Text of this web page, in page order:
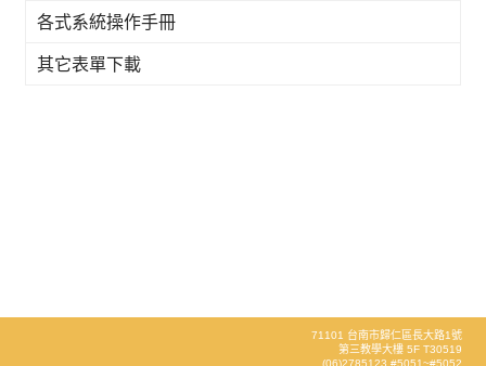
各式系統操作手冊
其它表單下載
71101 台南市歸仁區長大路1號
第三教學大樓 5F T30519